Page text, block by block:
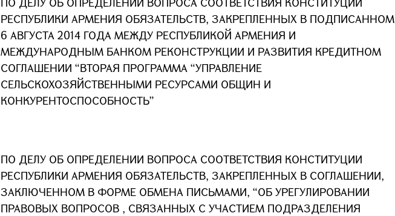
РЕСПУБЛИКИ АРМЕНИЯ ОБЯЗАТЕЛЬСТВ, ЗАКРЕПЛЕННЫХ В ПОДПИСАННОМ
6 АВГУСТА 2014 ГОДА МЕЖДУ РЕСПУБЛИКОЙ АРМЕНИЯ И
МЕЖДУНАРОДНЫМ БАНКОМ РЕКОНСТРУКЦИИ И РАЗВИТИЯ КРЕДИТНОМ
СОГЛАШЕНИИ “ВТОРАЯ ПРОГРАММА “УПРАВЛЕНИЕ
СЕЛЬСКОХОЗЯЙСТВЕННЫМИ РЕСУРСАМИ ОБЩИН И
КОНКУРЕНТОСПОСОБНОСТЬ”
ПО ДЕЛУ ОБ ОПРЕДЕЛЕНИИ ВОПРОСА СООТВЕТСТВИЯ КОНСТИТУЦИИ
РЕСПУБЛИКИ АРМЕНИЯ ОБЯЗАТЕЛЬСТВ, ЗАКРЕПЛЕННЫХ В СОГЛАШЕНИИ,
ЗАКЛЮЧЕННОМ В ФОРМЕ ОБМЕНА ПИСЬМАМИ, “ОБ УРЕГУЛИРОВАНИИ
ПРАВОВЫХ ВОПРОСОВ , СВЯЗАННЫХ С УЧАСТИЕМ ПОДРАЗДЕЛЕНИЯ